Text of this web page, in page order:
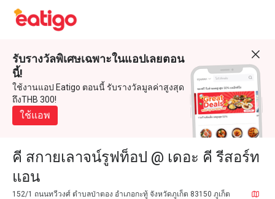
รับรางวัลพิเศษเฉพาะในแอปเลยตอน
นี้!
ใช้งานแอป Eatigo ตอนนี้ รับรางวัลมูลค่าสูงสุด
ถึงTHB 300!
ใช้แอพ
คี สกายเลาจน์รูฟท็อป @ เดอะ คี รีสอร์ท
แอน
152/1 ถนนทวีวงศ์ ตำบลป่าตอง อำเภอกะทู้ จังหวัดภูเก็ต 83150 ภูเก็ต